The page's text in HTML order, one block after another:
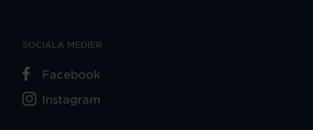
SOCIALA MEDIER
Facebook
Instagram